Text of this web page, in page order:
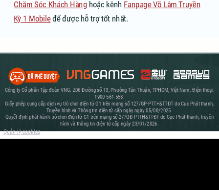
Chăm Sóc Khách Hàng hoặc kênh Fanpage Võ Lâm Truyền
Kỳ 1 Mobileđể được hỗ trợ tốt nhất.
Công ty Cổ phần Tập đoàn VNG. Z06 Đường số 13, Phường Tân Thuận, TPHCM, Việt Nam. Điện thoại:
1900 561 558.
Giấy phép cung cấp dịch vụ trò chơi điện tử G1 trên mạng số 127/GP-PTTH&TTĐT do Cục Phát thanh,
Truyền hình và Thông tin điện tử cấp ngày ngày 05/08/2025.
Quyết định phát hành trò chơi điện tử G1 trên mạng số 27/QĐ-PTTH&TTĐT do Cục Phát thanh, truyền
hình và thông tin điện tử cấp ngày 23/01/2026.
Quản lý cookies